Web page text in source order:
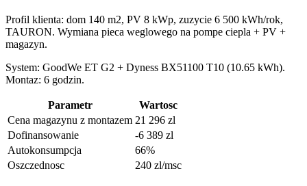
Profil klienta: dom 140 m2, PV 8 kWp, zuzycie 6 500 kWh/rok,
TAURON. Wymiana pieca weglowego na pompe ciepla + PV +
magazyn.
System: GoodWe ET G2 + Dyness BX51100 T10 (10.65 kWh).
Montaz: 6 godzin.
Parametr
Wartosc
Cena magazynu z montazem 21 296 zl
Dofinansowanie
-6 389 zl
Autokonsumpcja
66%
Oszczednosc
240 zl/msc